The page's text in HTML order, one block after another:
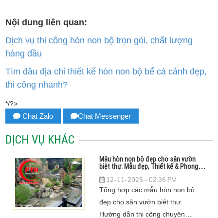
Nội dung liên quan:
Dịch vụ thi công hòn non bộ trọn gói, chất lượng
hàng đầu
Tìm đâu địa chỉ thiết kế hòn non bộ bể cá cảnh đẹp,
thi công nhanh?
*/?>
Chat Zalo Chat Messenger
DỊCH VỤ KHÁC
Mẫu hòn non bộ đẹp cho sân vườn
biệt thự: Mẫu đẹp, Thiết kế & Phong
12-11-2025 - 02:36 PM
Tổng hợp các mẫu hòn non bộ
đẹp cho sân vườn biệt thự.
Hướng dẫn thi công chuyên